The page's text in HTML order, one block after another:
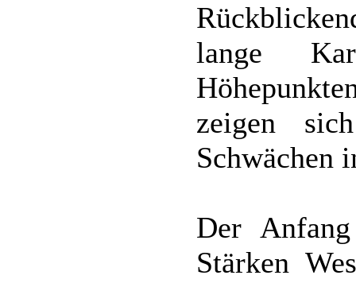
lange
zeigen
Schwächen
Der
Stärken